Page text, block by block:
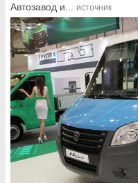
Автозавод и...
источник